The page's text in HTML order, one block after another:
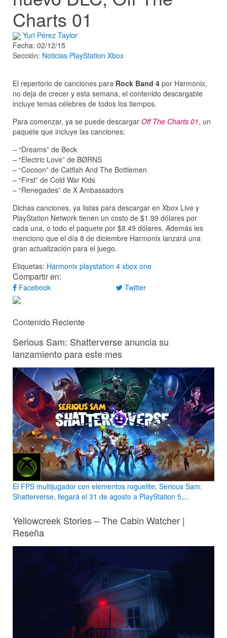
Charts 01
Yuri Pérez Taylor
Fecha: 02/12/15
Sección: Noticias PlayStation Xbox
El repertorio de canciones para Rock Band 4 por Harmonix,
no deja de crecer y esta semana, el contenido descargable
incluye temas célebres de todos los tiempos.
Para comenzar, ya se puede descargar Off The Charts 01, un
paquete que incluye las canciones:
– “Dreams” de Beck
– “Electric Love” de BØRNS
– “Cocoon” de Catfish And The Bottlemen
– “First” de Cold War Kids
– “Renegades” de X Ambassadors
Dichas canciones, ya listas para descargar en Xbox Live y
PlayStation Network tienen un costo de $1.99 dólares por
cada una, o todo el paquete por $8.49 dólares. Además les
menciono que el día 8 de diciembre Harmonix lanzará una
gran actualización para el juego.
Etiquetas: Harmonix playstation 4 xbox one
Compartir en:
Facebook Twitter
Contenido Reciente
Serious Sam: Shatterverse anuncia su
lanzamiento para este mes
El FPS multijugador con elementos roguelite, Serious Sam:
Shatterverse, llegará el 31 de agosto a PlayStation 5,...
Yellowcreek Stories – The Cabin Watcher |
Reseña